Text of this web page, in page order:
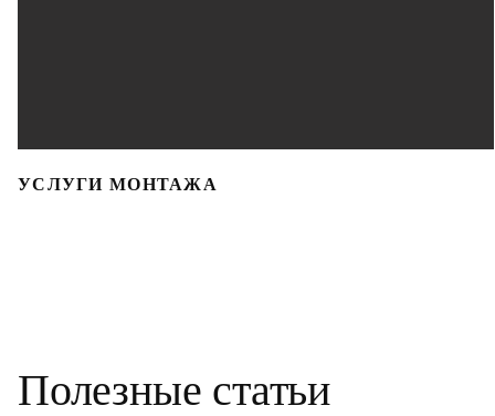
УСЛУГИ МОНТАЖА
Полезные статьи